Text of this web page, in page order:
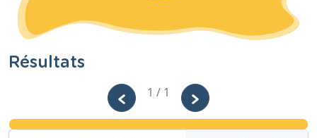
Résultats
1 / 1